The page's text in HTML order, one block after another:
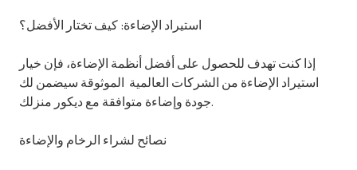
استيراد الإضاءة: كيف تختار الأفضل؟
إذا كنت تهدف للحصول على أفضل أنظمة الإضاءة، فإن خيار
استيراد الإضاءة من الشركات العالمية الموثوقة سيضمن لك
جودة وإضاءة متوافقة مع ديكور منزلك.
نصائح لشراء الرخام والإضاءة